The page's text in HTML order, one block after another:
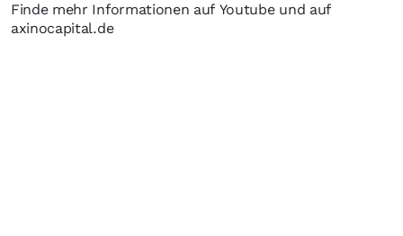
Finde mehr Informationen auf Youtube und auf
axinocapital.de